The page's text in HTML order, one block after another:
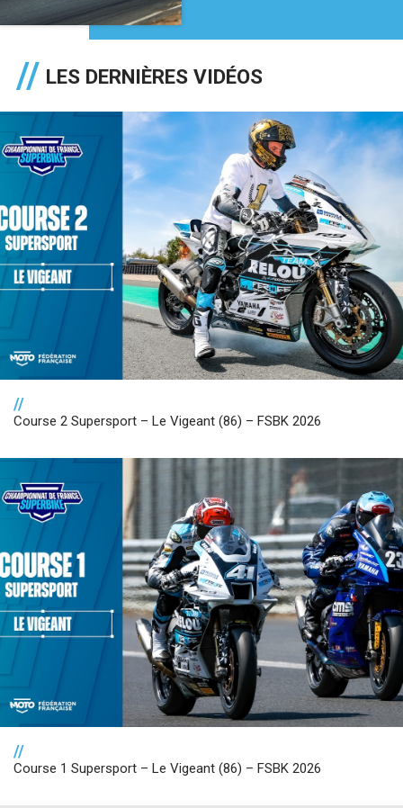
LES DERNIÈRES VIDÉOS
//
Course 2 Supersport – Le Vigeant (86) – FSBK 2026
//
Course 1 Supersport – Le Vigeant (86) – FSBK 2026